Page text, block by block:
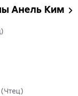
Анель Ким
(Чтец)